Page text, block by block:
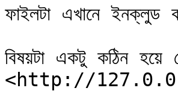
ফাইলটা এখানে ইনক্লুড
বিষয়টা একটু কঠিন
<http://